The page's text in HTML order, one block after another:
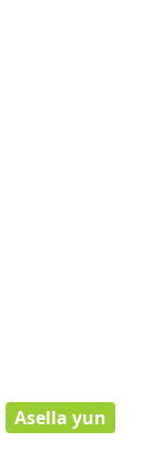
Asella yun